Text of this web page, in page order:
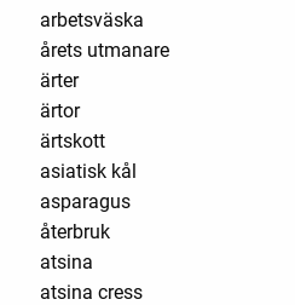
arbetsväska
årets utmanare
ärter
ärtor
ärtskott
asiatisk kål
asparagus
återbruk
atsina
atsina cress